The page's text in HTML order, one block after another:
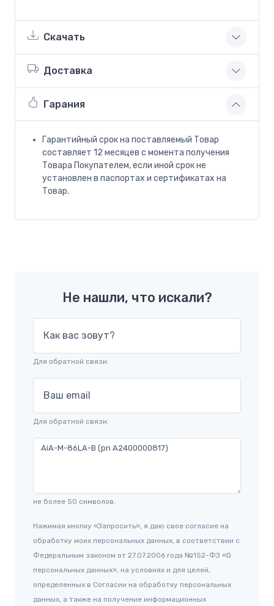
Скачать
Доставка
Гарания
Гарантийный срок на поставляемый Товар
составляет 12 месяцев с момента получения
Товара Покупателем, если иной срок не
установлен в паспортах и сертификатах на
Товар.
Не нашли, что искали?
Как вас зовут?
Для обратной связи.
Ваш email
Для обратной связи.
не более 50 символов.
Нажимая кнопку «Запросить», я даю свое согласие на
обработку моих персональных данных, в соответствии с
Федеральным законом от 27.07.2006 года №152-ФЗ «О
персональных данных», на условиях и для целей,
определенных в Согласии на обработку персональных
данных, а также на получение информационных